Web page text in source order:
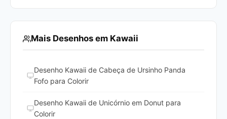
Mais Desenhos em Kawaii
Desenho Kawaii de Cabeça de Ursinho Panda
Fofo para Colorir
Desenho Kawaii de Unicórnio em Donut para
Colorir